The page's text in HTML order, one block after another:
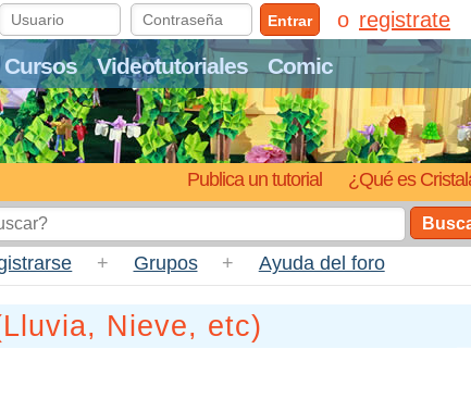
Cursos Videotutoriales Comic
Publica un tutorial ¿Qué es
Entrar registrate
+ Grupos + Ayuda del foro
Nieve, etc)